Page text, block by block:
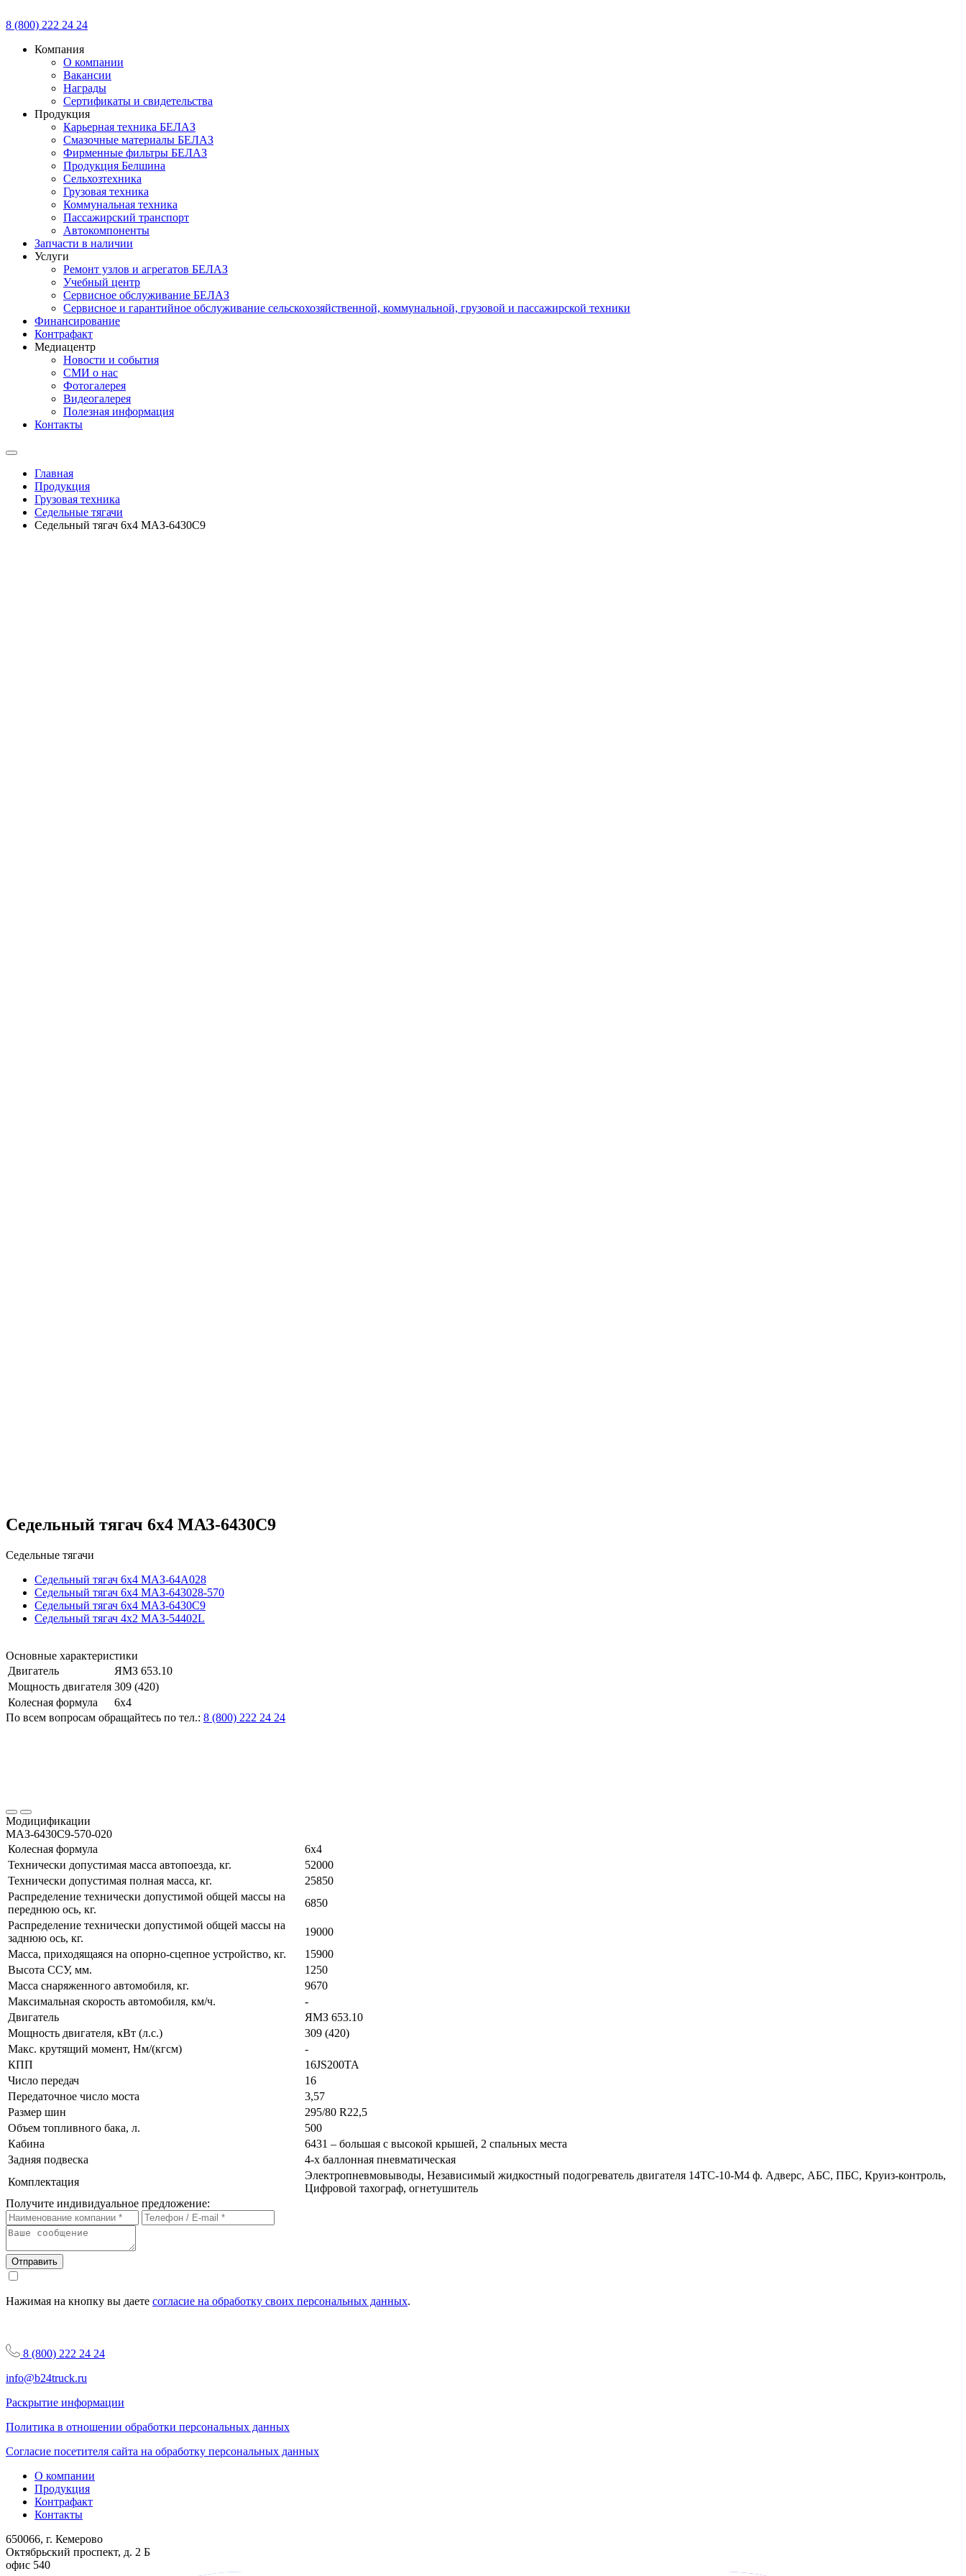
8 (800) 222 24 24
Компания
О компании
Вакансии
Награды
Сертификаты и свидетельства
Продукция
Карьерная техника БЕЛАЗ
Смазочные материалы БЕЛАЗ
Фирменные фильтры БЕЛАЗ
Продукция Белшина
Сельхозтехника
Грузовая техника
Коммунальная техника
Пассажирский транспорт
Автокомпоненты
Запчасти в наличии
Услуги
Ремонт узлов и агрегатов БЕЛАЗ
Учебный центр
Сервисное обслуживание БЕЛАЗ
Сервисное и гарантийное обслуживание сельскохозяйственной, коммунальной, грузовой и пассажирской техники
Финансирование
Контрафакт
Медиацентр
Новости и события
СМИ о нас
Фотогалерея
Видеогалерея
Полезная информация
Контакты
Главная
Продукция
Грузовая техника
Седельные тягачи
Седельный тягач 6х4 МАЗ-6430С9
Седельный тягач 6х4 МАЗ-6430С9
Седельные тягачи
Седельный тягач 6х4 МАЗ-64А028
Седельный тягач 6х4 МАЗ-643028-570
Седельный тягач 6х4 МАЗ-6430С9
Седельный тягач 4х2 МАЗ-54402L
Основные характеристики
Двигатель
ЯМЗ 653.10
Мощность двигателя 309 (420)
Колесная формула
6х4
По всем вопросам обращайтесь по тел.: 8 (800) 222 24 24
Модицификации
МАЗ-6430С9-570-020
Колесная формула
6х4
Технически допустимая масса автопоезда, кг.
52000
Технически допустимая полная масса, кг.
25850
Распределение технически допустимой общей массы на
переднюю ось, кг.
6850
Распределение технически допустимой общей массы на
заднюю ось, кг.
19000
Масса, приходящаяся на опорно-сцепное устройство, кг.
15900
Высота ССУ, мм.
1250
Масса снаряженного автомобиля, кг.
9670
Максимальная скорость автомобиля, км/ч.
-
Двигатель
ЯМЗ 653.10
Мощность двигателя, кВт (л.с.)
309 (420)
Макс. крутящий момент, Нм/(кгсм)
-
КПП
16JS200TA
Число передач
16
Передаточное число моста
3,57
Размер шин
295/80 R22,5
Объем топливного бака, л.
500
Кабина
6431 – большая с высокой крышей, 2 спальных места
Задняя подвеска
4-х баллонная пневматическая
Комплектация
Электропневмовыводы, Независимый жидкостный подогреватель двигателя 14ТС-10-М4 ф. Адверс, АБС, ПБС, Круиз-контроль,
Цифровой тахограф, огнетушитель
Получите индивидуальное предложение:
Отправить
Нажимая на кнопку вы даете согласие на обработку своих персональных данных.
8 (800) 222 24 24
info@b24truck.ru
Раскрытие информации
Политика в отношении обработки персональных данных
Согласие посетителя сайта на обработку персональных данных
О компании
Продукция
Контрафакт
Контакты
650066, г. Кемерово
Октябрьский проспект, д. 2 Б
офис 540